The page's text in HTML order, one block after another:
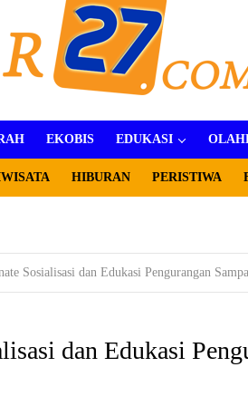
EKOBIS EDUKASI
HIBURAN PERISTIWA
Sosialisasi dan Edukasi Pengurangan
dan Edukasi